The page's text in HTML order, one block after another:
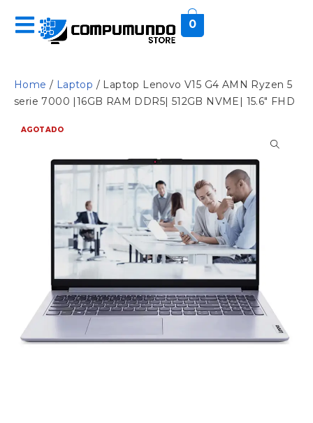
0
Home / Laptop / Laptop Lenovo V15 G4 AMN Ryzen 5
serie 7000 |16GB RAM DDR5| 512GB NVME| 15.6″ FHD
AGOTADO